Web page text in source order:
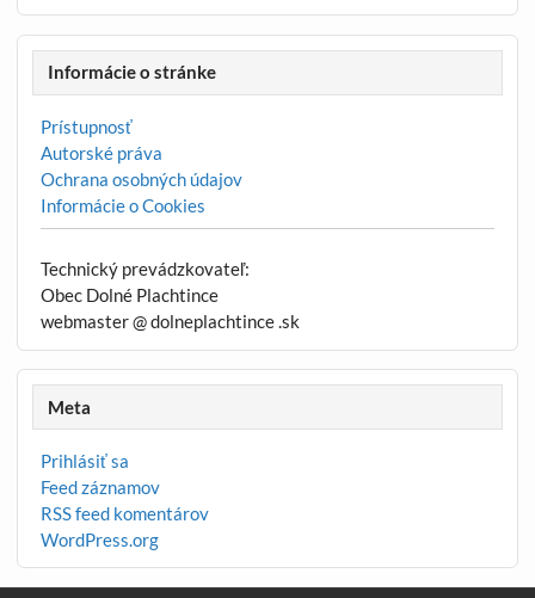
Informácie o stránke
Prístupnosť
Autorské práva
Ochrana osobných údajov
Informácie o Cookies
Technický prevádzkovateľ:
Obec Dolné Plachtince
webmaster @ dolneplachtince .sk
Meta
Prihlásiť sa
Feed záznamov
RSS feed komentárov
WordPress.org